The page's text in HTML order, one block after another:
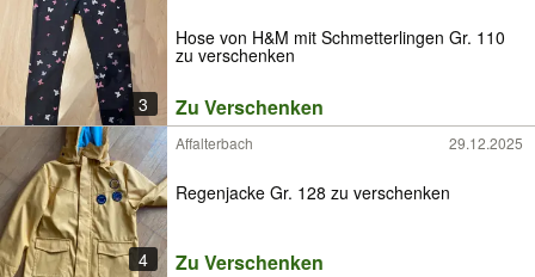
3
Hose von H&M mit Schmetterlingen Gr. 110
zu verschenken
Zu Verschenken
4
Affalterbach 29.12.2025
Regenjacke Gr. 128 zu verschenken
Zu Verschenken